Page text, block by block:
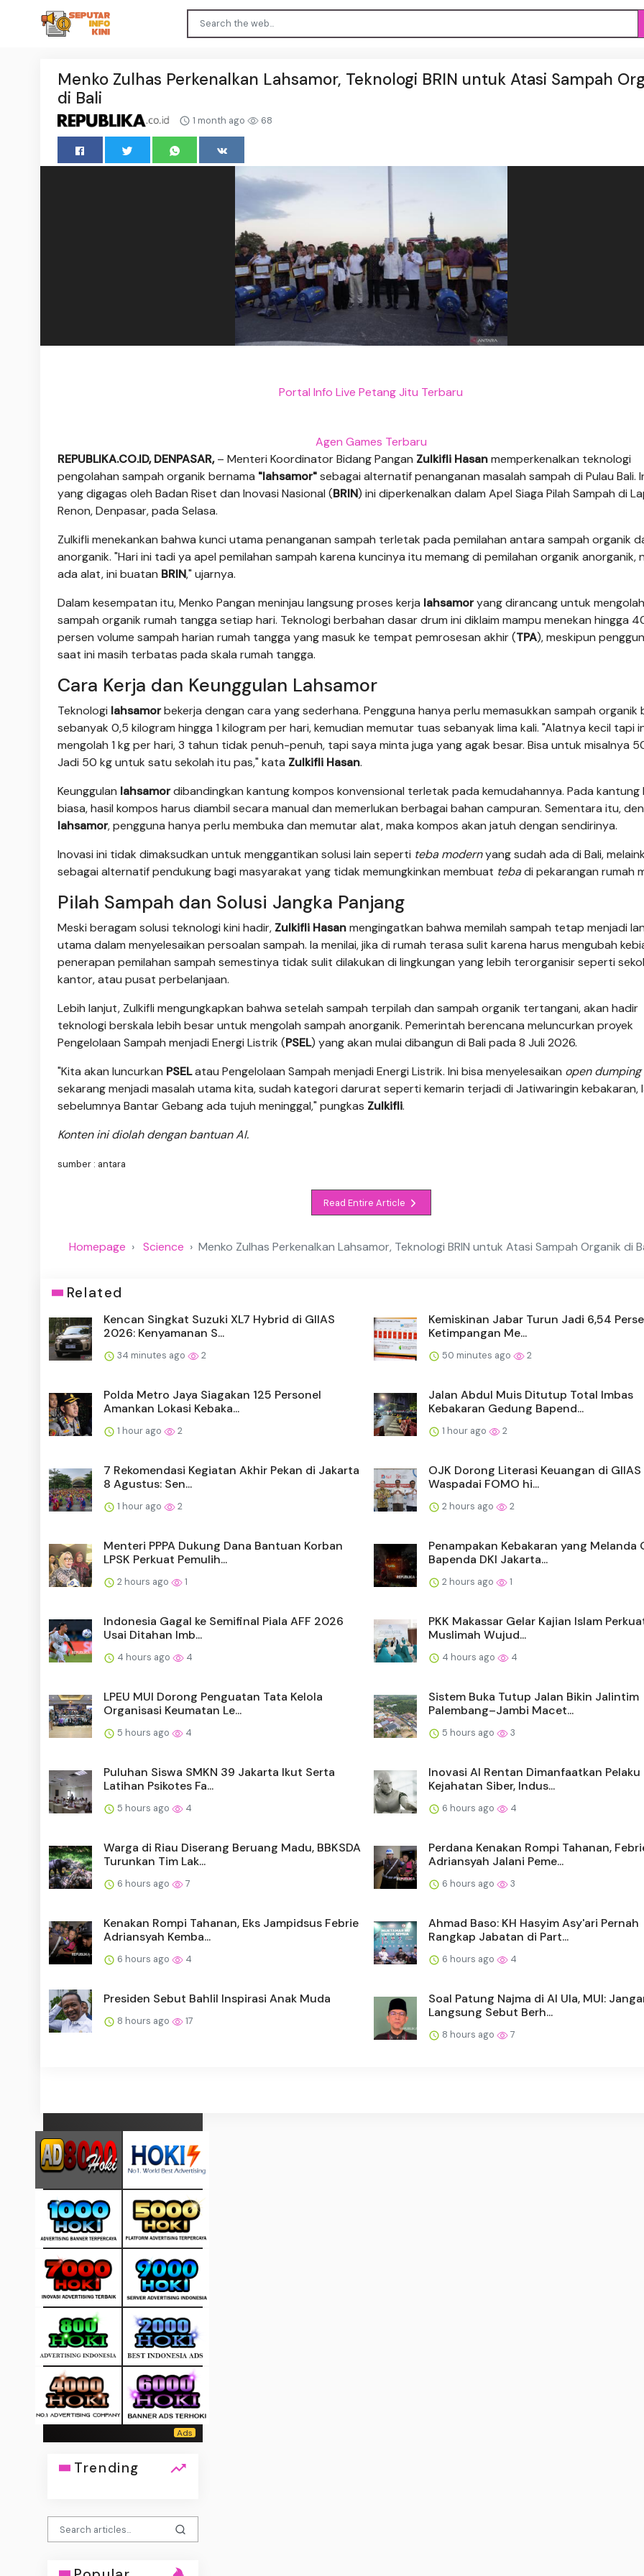
Menko Zulhas Perkenalkan Lahsamor, Teknologi BRIN untuk Atasi Sampah
di Bali
1 month ago 68
Portal Info Live Petang Jitu Terbaru
Agen Games Terbaru
REPUBLIKA.CO.ID, DENPASAR,– Menteri Koordinator Bidang Pangan Zulkifli Hasanmemperkenalkan teknologi
pengolahan sampah organik bernama "lahsamor"sebagai alternatif penanganan masalah sampah di Pulau Bali.
yang digagas oleh Badan Riset dan Inovasi Nasional (BRIN) ini diperkenalkan dalam Apel Siaga Pilah Sampah di
Renon, Denpasar, pada Selasa.
Zulkifli menekankan bahwa kunci utama penanganan sampah terletak pada pemilahan antara sampah organik
anorganik. "Hari ini tadi ya apel pemilahan sampah karena kuncinya itu memang di pemilahan organik anorganik,
ada alat, ini buatan BRIN," ujarnya.
Dalam kesempatan itu, Menko Pangan meninjau langsung proses kerja lahsamoryang dirancang untuk mengolah
sampah organik rumah tangga setiap hari. Teknologi berbahan dasar drum ini diklaim mampu menekan hingga
persen volume sampah harian rumah tangga yang masuk ke tempat pemrosesan akhir (TPA), meskipun
saat ini masih terbatas pada skala rumah tangga.
Cara Kerja dan Keunggulan Lahsamor
Teknologi lahsamorbekerja dengan cara yang sederhana. Pengguna hanya perlu memasukkan sampah organik
sebanyak 0,5 kilogram hingga 1 kilogram per hari, kemudian memutar tuas sebanyak lima kali. "Alatnya kecil tapi
mengolah 1 kg per hari, 3 tahun tidak penuh-penuh, tapi saya minta juga yang agak besar. Bisa untuk misalnya
Jadi 50 kg untuk satu sekolah itu pas," kata Zulkifli Hasan.
Keunggulan lahsamordibandingkan kantung kompos konvensional terletak pada kemudahannya. Pada kantung
biasa, hasil kompos harus diambil secara manual dan memerlukan berbagai bahan campuran. Sementara itu,
lahsamor, pengguna hanya perlu membuka dan memutar alat, maka kompos akan jatuh dengan sendirinya.
Inovasi ini tidak dimaksudkan untuk menggantikan solusi lain seperti teba modernyang sudah ada di Bali,
sebagai alternatif pendukung bagi masyarakat yang tidak memungkinkan membuat tebadi pekarangan rumah
Pilah Sampah dan Solusi Jangka Panjang
Meski beragam solusi teknologi kini hadir, Zulkifli Hasanmengingatkan bahwa memilah sampah tetap menjadi
utama dalam menyelesaikan persoalan sampah. Ia menilai, jika di rumah terasa sulit karena harus mengubah
penerapan pemilahan sampah semestinya tidak sulit dilakukan di lingkungan yang lebih terorganisir seperti
kantor, atau pusat perbelanjaan.
Lebih lanjut, Zulkifli mengungkapkan bahwa setelah sampah terpilah dan sampah organik tertangani, akan hadir
teknologi berskala lebih besar untuk mengolah sampah anorganik. Pemerintah berencana meluncurkan proyek
Pengelolaan Sampah menjadi Energi Listrik (PSEL) yang akan mulai dibangun di Bali pada 8 Juli 2026.
"Kita akan luncurkan PSELatau Pengelolaan Sampah menjadi Energi Listrik. Ini bisa menyelesaikan open dumping
sekarang menjadi masalah utama kita, sudah kategori darurat seperti kemarin terjadi di Jatiwaringin kebakaran,
sebelumnya Bantar Gebang ada tujuh meninggal," pungkas Zulkifli.
Konten ini diolah dengan bantuan AI.
sumber : antara
Read Entire Article
Homepage Science Menko Zulhas Perkenalkan Lahsamor, Teknologi BRIN untuk Atasi Sampah Organik di
Related
Kencan Singkat Suzuki XL7 Hybrid di GIIAS
2026: Kenyamanan S...
34 minutes ago 2
Kemiskinan Jabar Turun Jadi 6,54
Ketimpangan Me...
50 minutes ago 2
Polda Metro Jaya Siagakan 125 Personel
Amankan Lokasi Kebaka...
1 hour ago 2
Jalan Abdul Muis Ditutup Total Imbas
Kebakaran Gedung Bapend...
1 hour ago 2
7 Rekomendasi Kegiatan Akhir Pekan di Jakarta
8 Agustus: Sen...
1 hour ago 2
OJK Dorong Literasi Keuangan di
Waspadai FOMO hi...
2 hours ago 2
Menteri PPPA Dukung Dana Bantuan Korban
LPSK Perkuat Pemulih...
2 hours ago 1
Penampakan Kebakaran yang Melanda
Bapenda DKI Jakarta...
2 hours ago 1
Indonesia Gagal ke Semifinal Piala AFF 2026
Usai Ditahan Imb...
4 hours ago 4
PKK Makassar Gelar Kajian Islam
Muslimah Wujud...
4 hours ago 4
LPEU MUI Dorong Penguatan Tata Kelola
Organisasi Keumatan Le...
5 hours ago 4
Sistem Buka Tutup Jalan Bikin Jalintim
Palembang–Jambi Macet...
5 hours ago 3
Puluhan Siswa SMKN 39 Jakarta Ikut Serta
Latihan Psikotes Fa...
5 hours ago 4
Inovasi AI Rentan Dimanfaatkan Pelaku
Kejahatan Siber, Indus...
6 hours ago 4
Warga di Riau Diserang Beruang Madu, BBKSDA
Turunkan Tim Lak...
6 hours ago 7
Perdana Kenakan Rompi Tahanan,
Adriansyah Jalani Peme...
6 hours ago 3
Kenakan Rompi Tahanan, Eks Jampidsus Febrie
Adriansyah Kemba...
6 hours ago 4
Ahmad Baso: KH Hasyim Asy'ari Pernah
Rangkap Jabatan di Part...
6 hours ago 4
Presiden Sebut Bahlil Inspirasi Anak Muda
8 hours ago 17
Soal Patung Najma di Al Ula, MUI:
Langsung Sebut Berh...
8 hours ago 7
Trending